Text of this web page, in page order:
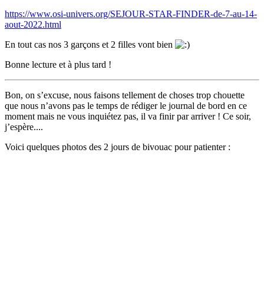
https://www.osi-univers.org/SEJOUR-STAR-FINDER-de-7-au-14-
aout-2022.html
En tout cas nos 3 garçons et 2 filles vont bien
Bonne lecture et à plus tard !
Bon, on s’excuse, nous faisons tellement de choses trop chouette
que nous n’avons pas le temps de rédiger le journal de bord en ce
moment mais ne vous inquiétez pas, il va finir par arriver ! Ce soir,
j’espère....
Voici quelques photos des 2 jours de bivouac pour patienter :